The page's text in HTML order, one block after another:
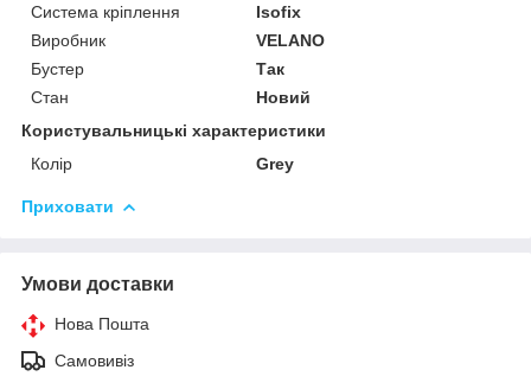
Система кріплення
Isofix
Виробник
VELANO
Бустер
Так
Стан
Новий
Користувальницькі характеристики
Колір
Grey
Приховати
Умови доставки
Нова Пошта
Самовивіз